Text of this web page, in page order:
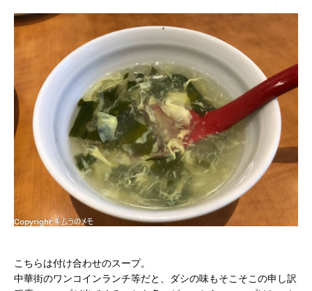
こちらは付け合わせのスープ。
中華街のワンコインランチ等だと、ダシの味もそこそこの申し訳